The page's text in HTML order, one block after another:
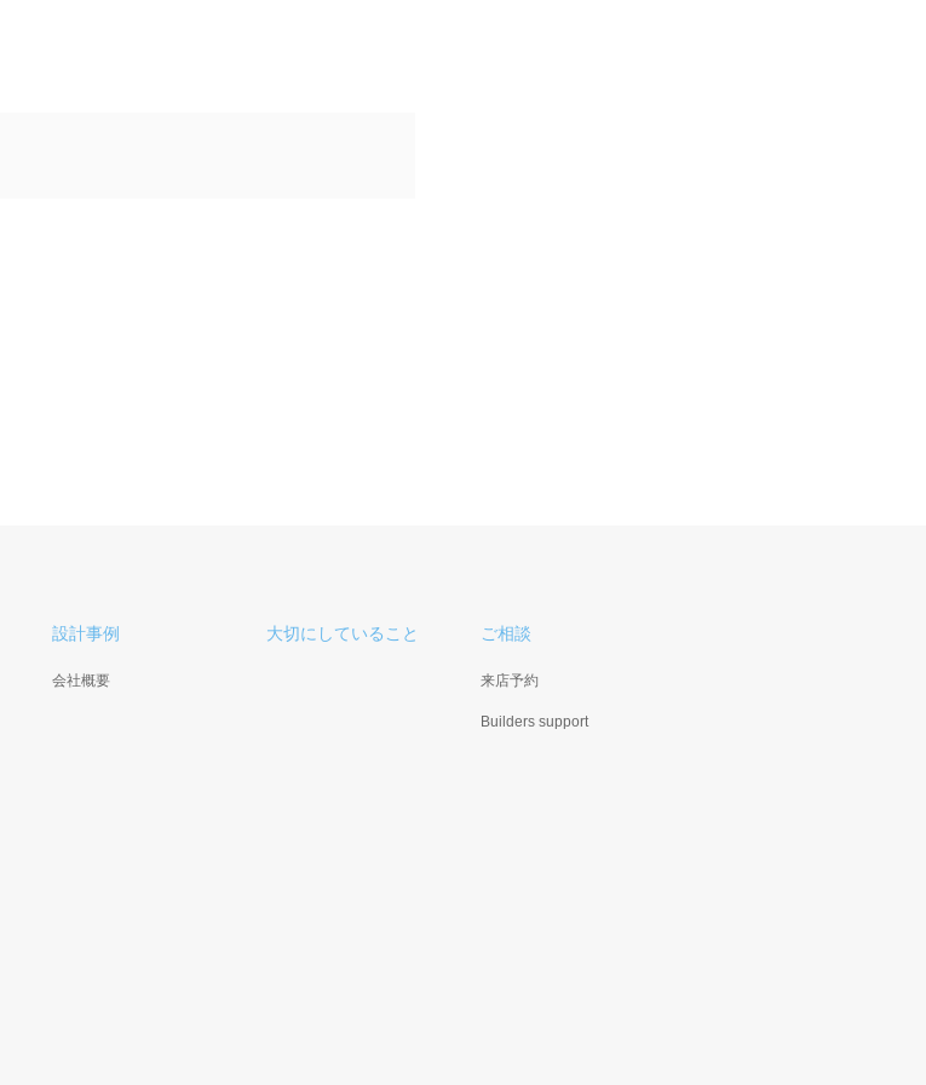
設計事例
会社概要
大切にしていること ご相談
来店予約
Builders support